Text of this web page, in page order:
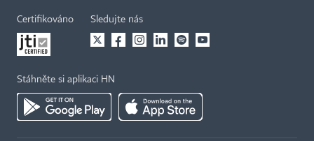
Certifikováno Sledujte nás
Stáhněte si aplikaci HN